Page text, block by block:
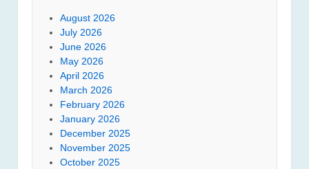
August 2026
July 2026
June 2026
May 2026
April 2026
March 2026
February 2026
January 2026
December 2025
November 2025
October 2025